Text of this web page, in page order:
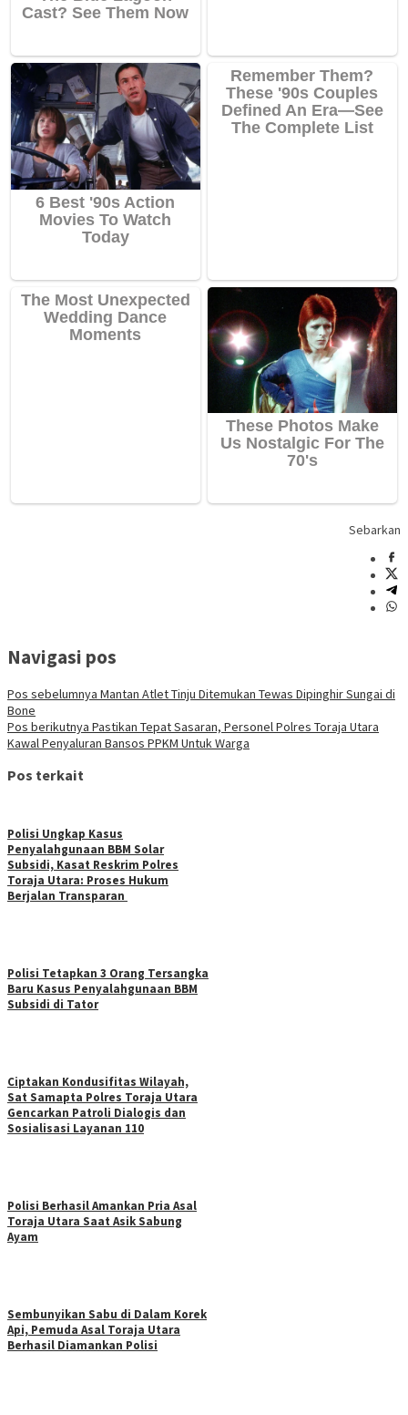
Sebarkan
Navigasi pos
Pos sebelumnya Mantan Atlet Tinju Ditemukan Tewas Dipinghir Sungai di
Bone
Pos berikutnya Pastikan Tepat Sasaran, Personel Polres Toraja Utara
Kawal Penyaluran Bansos PPKM Untuk Warga
Pos terkait
Polisi Ungkap Kasus
Penyalahgunaan BBM Solar
Subsidi, Kasat Reskrim Polres
Toraja Utara: Proses Hukum
Berjalan Transparan
Polisi Tetapkan 3 Orang Tersangka
Baru Kasus Penyalahgunaan BBM
Subsidi di Tator
Ciptakan Kondusifitas Wilayah,
Sat Samapta Polres Toraja Utara
Gencarkan Patroli Dialogis dan
Sosialisasi Layanan 110
Polisi Berhasil Amankan Pria Asal
Toraja Utara Saat Asik Sabung
Ayam
Sembunyikan Sabu di Dalam Korek
Api, Pemuda Asal Toraja Utara
Berhasil Diamankan Polisi